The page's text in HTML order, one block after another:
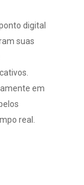
digital
suas
em
real.